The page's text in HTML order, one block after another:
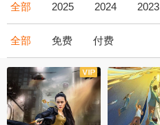
全部 2025 2024 2023
全部 免费 付费